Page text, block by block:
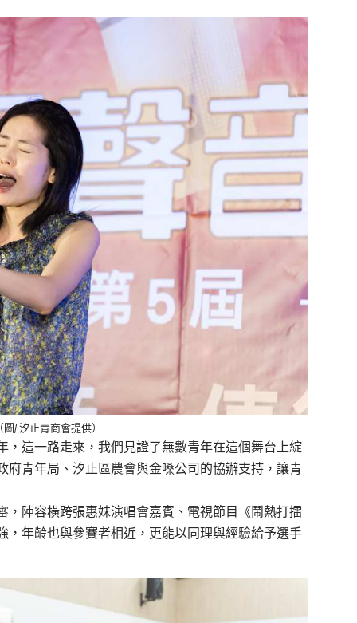
/ 汐止青商會提供）
這一路走來，我們見證了無數青年在這個舞台上綻
青年局、汐止區農會與金嗓公司的協辦支持，讓青
陣容橫跨張惠妹演唱會嘉賓、電視節目《鬧熱打擂
年齡也與參賽者相近，更能以同理與經驗給予選手